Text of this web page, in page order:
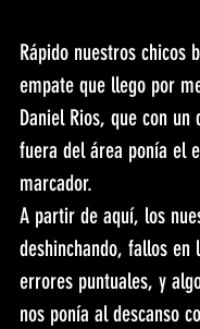
Rápido nuestros chicos
empate que llego por
Daniel Rios, que con un
fuera del área ponía el
marcador.
A partir de aquí, los
deshinchando, fallos en
errores puntuales, y
nos ponía al descanso